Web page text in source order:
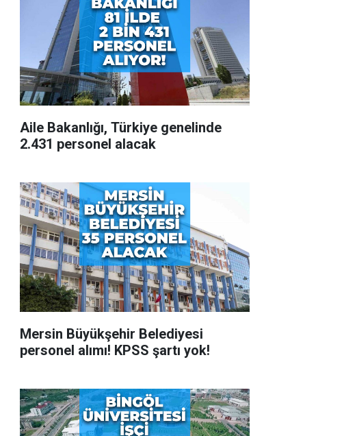
Aile Bakanlığı, Türkiye genelinde
2.431 personel alacak
Mersin Büyükşehir Belediyesi
personel alımı! KPSS şartı yok!